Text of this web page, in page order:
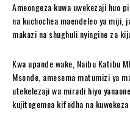
Ameongeza kuwa uwekezaji huo
na kuchochea maendeleo ya
makazi na shughuli nyingine za
Kwa upande wake, Naibu Katibu
Msonde, amesema matumizi ya
utekelezaji wa miradi hiyo
kujitegemea kifedha na